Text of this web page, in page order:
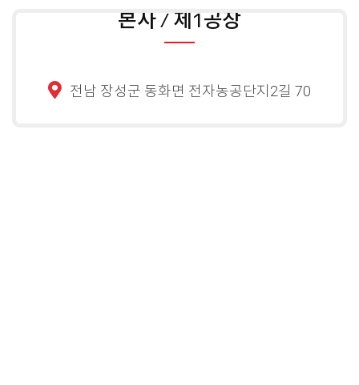
본사 / 제1공장
전남 장성군 동화면 전자농공단지2길 70